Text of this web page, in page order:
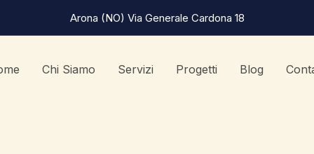
Arona (NO) Via Generale Cardona 18
Chi Siamo Servizi Progetti Blog